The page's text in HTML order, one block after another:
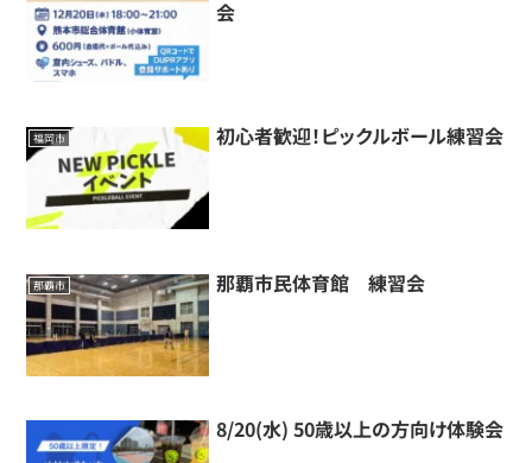
会
福岡市 初心者歓迎！ピックルボール練習会
那覇市 那覇市民体育館 練習会
8/20(水) 50歳以上の方向け体験会